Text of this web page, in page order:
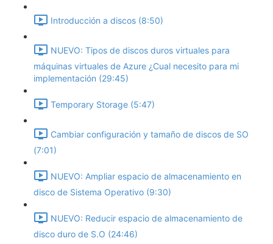
Introducción a discos (8:50)
NUEVO: Tipos de discos duros virtuales para
máquinas virtuales de Azure ¿Cual necesito para mi
implementación (29:45)
Temporary Storage (5:47)
Cambiar configuración y tamaño de discos de SO
(7:01)
NUEVO: Ampliar espacio de almacenamiento en
disco de Sistema Operativo (9:30)
NUEVO: Reducir espacio de almacenamiento de
disco duro de S.O (24:46)